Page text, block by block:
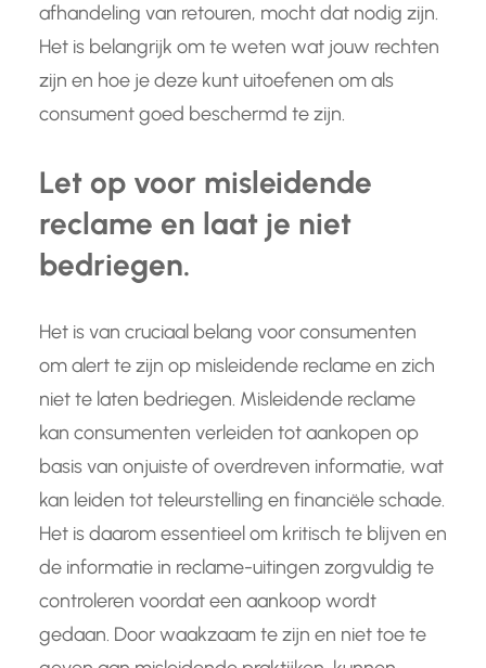
afhandeling van retouren, mocht dat nodig zijn.
Het is belangrijk om te weten wat jouw rechten
zijn en hoe je deze kunt uitoefenen om als
consument goed beschermd te zijn.
Let op voor misleidende
reclame en laat je niet
bedriegen.
Het is van cruciaal belang voor consumenten
om alert te zijn op misleidende reclame en zich
niet te laten bedriegen. Misleidende reclame
kan consumenten verleiden tot aankopen op
basis van onjuiste of overdreven informatie, wat
kan leiden tot teleurstelling en financiële schade.
Het is daarom essentieel om kritisch te blijven en
de informatie in reclame-uitingen zorgvuldig te
controleren voordat een aankoop wordt
gedaan. Door waakzaam te zijn en niet toe te